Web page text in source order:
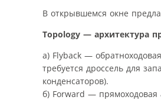
В открывшемся окне
Topology — архитектура
а) Flyback —
требуется дроссель для
конденсаторов).
б) Forward — прямоходовая